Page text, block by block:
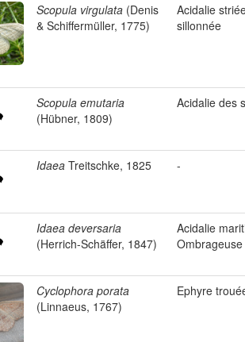
Scopula virgulata (Denis
& Schiffermüller, 1775)
Acidalie
sillonnée
Scopula emutaria
(Hübner, 1809)
Acidalie des
Idaea Treitschke, 1825 -
Idaea deversaria
(Herrich-Schäffer, 1847)
Acidalie
Ombrageuse
Cyclophora porata
(Linnaeus, 1767)
Ephyre